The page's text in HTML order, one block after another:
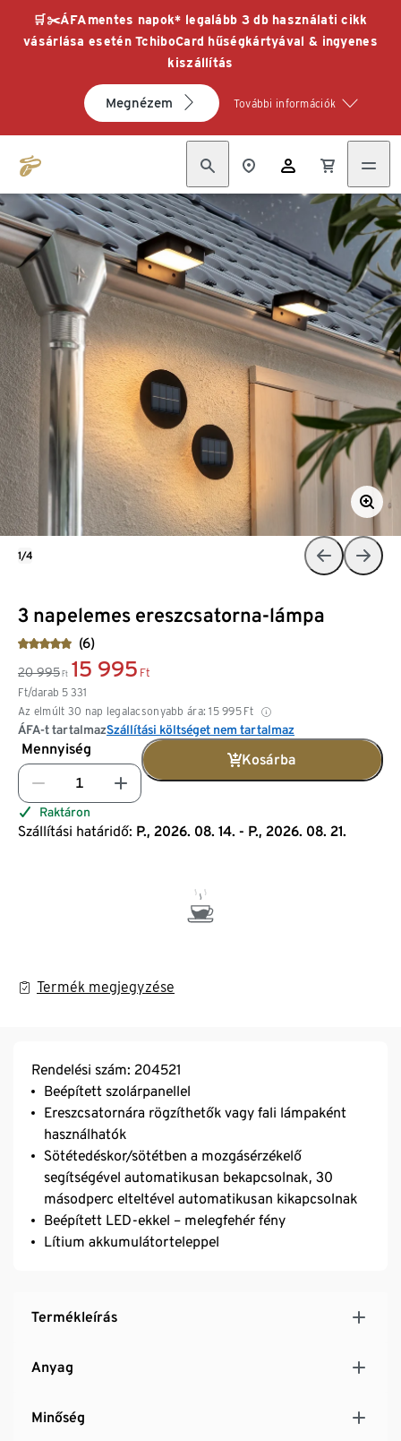
🛒✂️ÁFAmentes napok* legalább 3 db használati cikk
vásárlása esetén TchiboCard hűségkártyával & ingyenes
kiszállítás
Megnézem További információk
3 napelemes ereszcsatorna-lámpa
(6)
20 995 Ft 15 995 Ft
Ft/darab 5 331
Az elmúlt 30 nap legalacsonyabb ára: 15 995 Ft
ÁFA-t tartalmazSzállítási költséget nem tartalmaz
Mennyiség
Kosárba
Raktáron
Szállítási határidő: P., 2026. 08. 14. - P., 2026. 08. 21.
Termék megjegyzése
1/4
Rendelési szám: 204521
Beépített szolárpanellel
Ereszcsatornára rögzíthetők vagy fali lámpaként
használhatók
Sötétedéskor/sötétben a mozgásérzékelő
segítségével automatikusan bekapcsolnak, 30
másodperc elteltével automatikusan kikapcsolnak
Beépített LED-ekkel – melegfehér fény
Lítium akkumulátorteleppel
Termékleírás
Anyag
Minőség